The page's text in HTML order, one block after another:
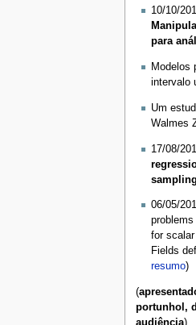
10/10/
para
Modelos
intervalo
Um
Walmes
17/08/
06/05/
for
Fields
resumo)
(
portunhol,
audiência)